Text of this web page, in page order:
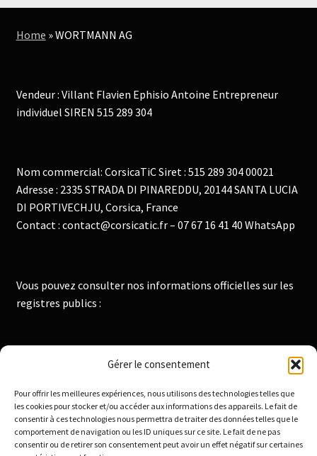
Gérer le consentement
Pour offrir les meilleures expériences, nous utilisons des technologies telles que
les cookies pour stocker et/ou accéder aux informations des appareils. Le fait de
consentir à ces technologies nous permettra de traiter des données telles que le
comportement de navigation ou les ID uniques sur ce site. Le fait de ne pas
consentir ou de retirer son consentement peut avoir un effet négatif sur certaines
Home »WORTMANN AG
Vendeur : Villant Flavien Ephisio Antoine Entrepreneur
individuel SIREN 515 289 304
Nom commercial: CorsicaTiC Siret : 515 289 304 00021
Adresse : 2335 STRADA DI PINAREDDU, 20144 SANTA LUCIA
DI PORTIVECHJU, Corsica, France
Contact : contact@corsicatic.fr – 07 67 16 41 40 WhatsApp
Vous pouvez consulter nos informations officielles sur les
registres publics :
Institut National de la Propriété Industrielle :
Infogreffe : https://www.infogreffe.fr